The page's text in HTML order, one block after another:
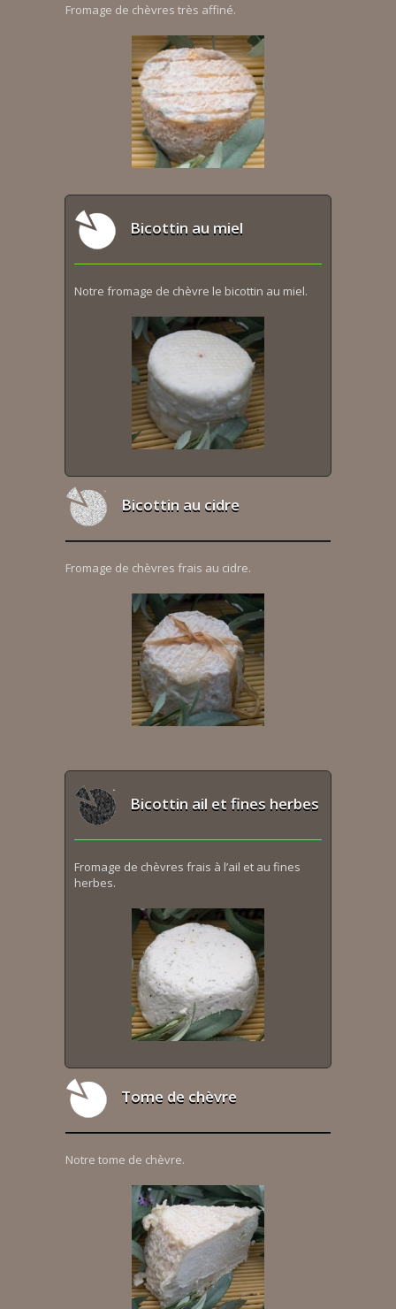
Fromage de chèvres très affiné.
Bicottin au miel
Notre fromage de chèvre le bicottin au miel.
Bicottin au cidre
Fromage de chèvres frais au cidre.
Bicottin ail et fines herbes
Fromage de chèvres frais à l’ail et au fines
herbes.
Tome de chèvre
Notre tome de chèvre.